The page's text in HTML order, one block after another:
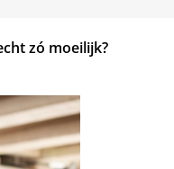
zó moeilijk?